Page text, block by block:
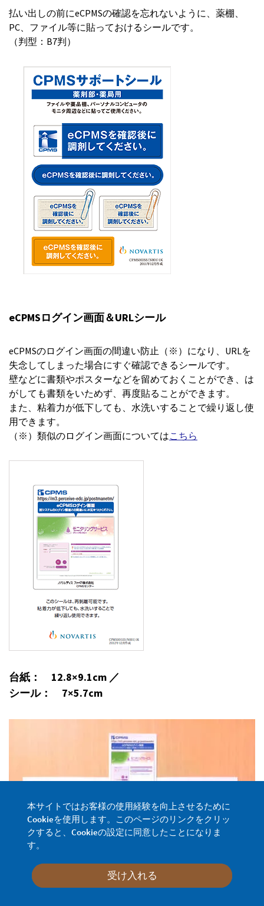
払い出しの前にeCPMSの確認を忘れないように、薬棚、
PC、ファイル等に貼っておけるシールです。
（判型：B7判）
eCPMSログイン画面＆URLシール
eCPMSのログイン画面の間違い防止（※）になり、URLを
失念してしまった場合にすぐ確認できるシールです。
壁などに書類やポスターなどを留めておくことができ、は
がしても書類をいためず、再度貼ることができます。
また、粘着力が低下しても、水洗いすることで繰り返し使
用できます。
（※）類似のログイン画面についてはこちら
台紙： 12.8×9.1cm ／
シール： 7×5.7cm
本サイトではお客様の使用経験を向上させるために
Cookieを使用します。このページのリンクをクリッ
クすると、Cookieの設定に同意したことになりま
す。
受け入れる